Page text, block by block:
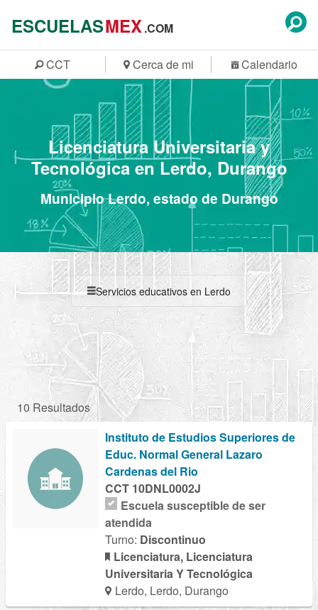
ESCUELASMEX.COM
CCT Cerca de mi Calendario
Licenciatura Universitaria y
Tecnológica en Lerdo, Durango
Municipio Lerdo, estado de Durango
Servicios educativos en Lerdo
10 Resultados
Instituto de Estudios Superiores de
Educ. Normal General Lazaro
Cardenas del Rio
CCT 10DNL0002J
Escuela susceptible de ser
atendida
Turno: Discontinuo
Licenciatura, Licenciatura
Universitaria Y Tecnológica
Lerdo, Lerdo, Durango